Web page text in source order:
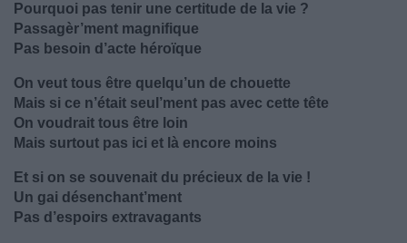
Pourquoi pas tenir une certitude de la vie ?
Passagèr’ment magnifique
Pas besoin d’acte héroïque
On veut tous être quelqu’un de chouette
Mais si ce n’était seul’ment pas avec cette tête
On voudrait tous être loin
Mais surtout pas ici et là encore moins
Et si on se souvenait du précieux de la vie !
Un gai désenchant’ment
Pas d’espoirs extravagants